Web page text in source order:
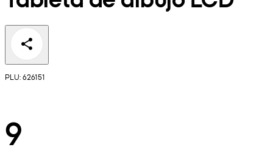
PLU: 626151
9